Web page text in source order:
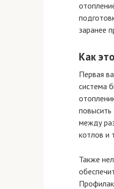
заранее
Как
Первая
система
между
котлов и
Также